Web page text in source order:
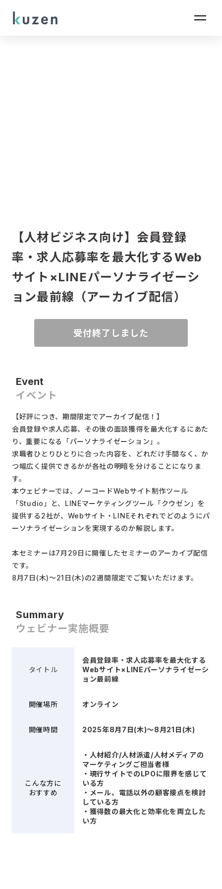
【人材ビジネス向け】会員登録
率・求人応募率を最大化するWeb
サイト×LINEパーソナライゼーシ
ョン最前線（アーカイブ配信）
受付終了しました
Event
イベント
【好評につき、期間限定でアーカイブ配信！】
会員登録や求人応募、その後の面談獲得を最大化するにあた
り、重要になる「パーソナライゼーション」。
求職者ひとりひとりに合った内容を、どれだけ手間なく、か
つ幅広く提供できるかが各社の明暗を分けることになりま
す。
本ウェビナーでは、ノーコードWebサイト制作ツール
「Studio」と、LINEマーケティングツール「クウゼン」を
提供する2社が、Webサイト・LINEそれぞれでどのようにパ
ーソナライゼーションを実現するのか解説します。
本セミナーは7月29日に開催したセミナーのアーカイブ配信
です。
8月7日(木)～21日(木)の2週間限定でご覧いただけます。
Summary
ウェビナー実施概要
タイトル
会員登録率・求人応募率を最大化する
Webサイト×LINEパーソナライゼーシ
ョン最前線
開催場所 オンライン
開催時間 2025年8月7日(木)～8月21日(木)
こんな方に
おすすめ
・人材紹介/人材派遣/人材メディアの
マーケティングご担当者様
・現行サイトでのLPOに限界を感じて
いる方
・メール、電話以外の顧客接点を検討
している方
・獲得数の最大化と効率化を両立した
い方